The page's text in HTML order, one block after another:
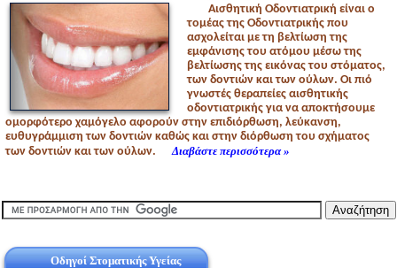
Αισθητική Οδοντιατρική είναι ο
τομέας της Οδοντιατρικής που
ασχολείται με τη βελτίωση της
εμφάνισης του ατόμου μέσω της
βελτίωσης της εικόνας του στόματος,
των δοντιών και των ούλων. Οι πιό
γνωστές θεραπείες αισθητικής
οδοντιατρικής για να αποκτήσουμε
ομορφότερο χαμόγελο αφορούν στην επιδιόρθωση, λεύκανση,
ευθυγράμμιση των δοντιών καθώς και στην διόρθωση του σχήματος
των δοντιών και των ούλων.
Διαβάστε περισσότερα »
Οδηγοί Στοματικής Υγείας